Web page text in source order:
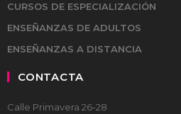
CURSOS DE ESPECIALIZACIÓN
ENSEÑANZAS DE ADULTOS
ENSEÑANZAS A DISTANCIA
CONTACTA
Calle Primavera 26-28